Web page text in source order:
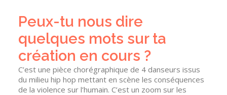
Peux-tu nous dire
quelques mots sur ta
création en cours ?
C’est une pièce chorégraphique de 4 danseurs issus
du milieu hip hop mettant en scène les conséquences
de la violence sur l’humain. C’est un zoom sur les